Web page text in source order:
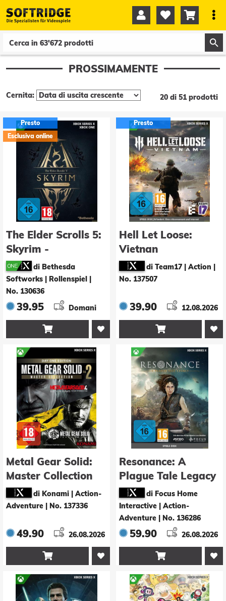
   
PROSSIMAMENTE
Cernita: 20 di 51 prodotti
Presto
Esclusiva online
The Elder Scrolls 5:
Skyrim -
Anniversary Edition
di Bethesda
Softworks | Rollenspiel
No. 130636
39.95 Domani

Presto
Hell Let Loose:
Vietnan
di Team17 | Action
No. 137507
39.90 12.08.2026

Metal Gear Solid:
Master Collection
Vol. 2 - Day One
Edition
di Konami | Action-
Adventure
No. 137336
49.90 26.08.2026

Resonance: A
Plague Tale Legacy
di Focus Home
Interactive | Action-
Adventure
No. 136286
59.90 26.08.2026
